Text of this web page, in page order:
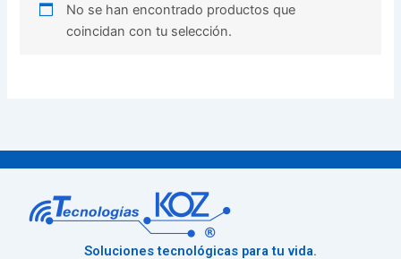
No se han encontrado productos que
coincidan con tu selección.
Soluciones tecnológicas para tu vida.